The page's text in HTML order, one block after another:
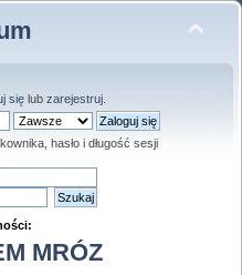
sięlub zarejestruj.
hasło i długość sesji
MRÓZ